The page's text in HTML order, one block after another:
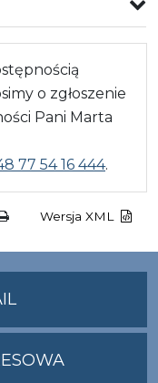
o zgłoszenie
Pani Marta
77 54 16 444.
Wersja XML
NA
ADRES